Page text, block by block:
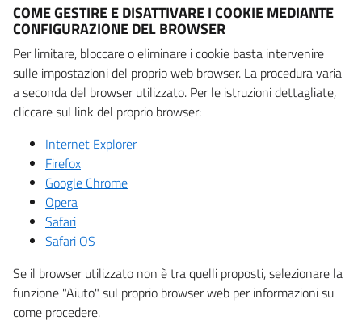
COME GESTIRE E DISATTIVARE I COOKIE MEDIANTE
CONFIGURAZIONE DEL BROWSER
Per limitare, bloccare o eliminare i cookie basta intervenire
sulle impostazioni del proprio web browser. La procedura varia
a seconda del browser utilizzato. Per le istruzioni dettagliate,
cliccare sul link del proprio browser:
Internet Explorer
Firefox
Google Chrome
Opera
Safari
Safari OS
Se il browser utilizzato non è tra quelli proposti, selezionare la
funzione "Aiuto" sul proprio browser web per informazioni su
come procedere.